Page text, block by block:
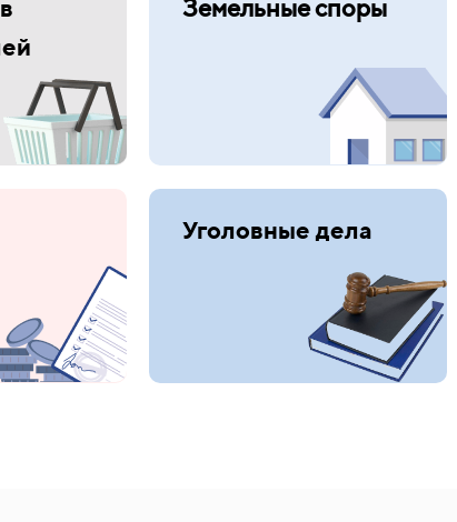
Земельные споры
Уголовные дела